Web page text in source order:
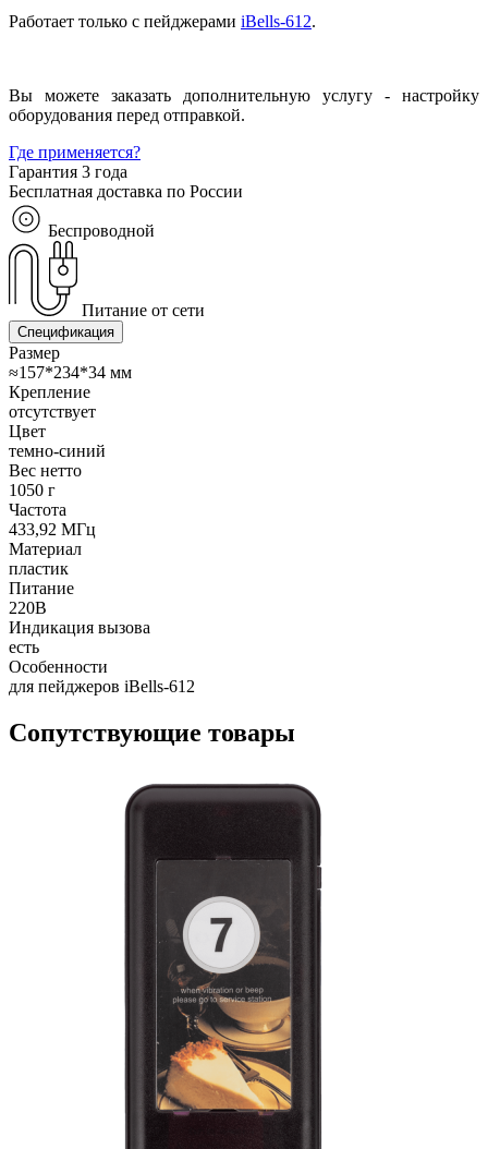
Работает только с пейджерами iBells-612.
Вы можете заказать дополнительную услугу - настройку
оборудования перед отправкой.
Где применяется?
Гарантия 3 года
Бесплатная доставка по России
Беспроводной
Питание от сети
Спецификация
Размер
≈157*234*34 мм
Крепление
отсутствует
Цвет
темно-синий
Вес нетто
1050 г
Частота
433,92 МГц
Материал
пластик
Питание
220В
Индикация вызова
есть
Особенности
для пейджеров iBells-612
Сопутствующие товары